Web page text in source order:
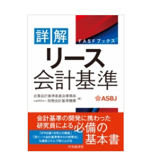
し
場合
料に変更がある場合